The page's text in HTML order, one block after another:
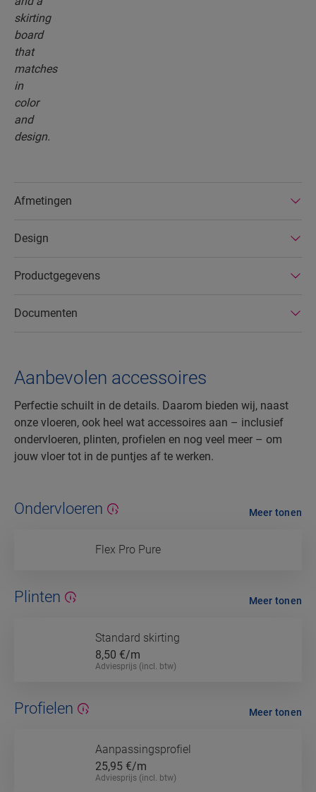
Afmetingen
Design
Productgegevens
Documenten
Aanbevolen accessoires
Perfectie schuilt in de details. Daarom bieden wij, naast
onze vloeren, ook heel wat accessoires aan – inclusief
ondervloeren, plinten, profielen en nog veel meer – om
jouw vloer tot in de puntjes af te werken.
Ondervloeren
Flex Pro Pure
Meer tonen
Plinten
Standard skirting
8,50 €/m
Adviesprijs (incl. btw)
Meer tonen
Profielen
Aanpassingsprofiel
25,95 €/m
Adviesprijs (incl. btw)
Meer tonen